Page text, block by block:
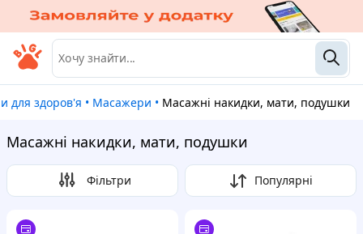
для здоров'я • Масажери • Масажні накидки, мати, подушки
Масажні накидки, мати, подушки
Фільтри Популярні